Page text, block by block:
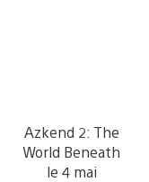
Azkend 2: The
World Beneath
le 4 mai